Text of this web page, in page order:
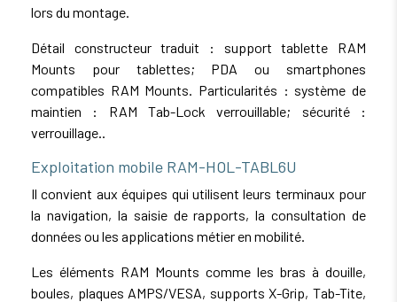
lors du montage.
Détail constructeur traduit : support tablette RAM
Mounts pour tablettes; PDA ou smartphones
compatibles RAM Mounts. Particularités : système de
maintien : RAM Tab-Lock verrouillable; sécurité :
verrouillage..
Exploitation mobile RAM-HOL-TABL6U
Il convient aux équipes qui utilisent leurs terminaux pour
la navigation, la saisie de rapports, la consultation de
données ou les applications métier en mobilité.
Les éléments RAM Mounts comme les bras à douille,
boules, plaques AMPS/VESA, supports X-Grip, Tab-Tite,